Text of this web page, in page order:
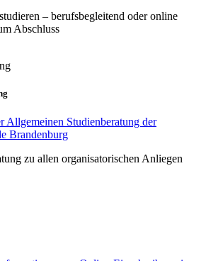
– berufsbegleitend oder online
Abschluss
zu allen organisatorischen Anliegen